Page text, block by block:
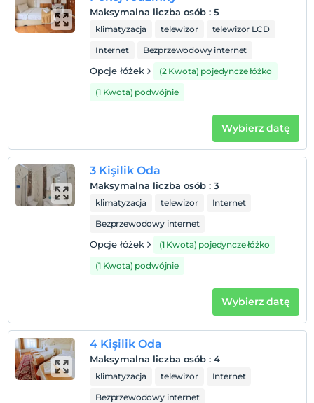
Zasady hotelu
Wymeldować się
Palenie
Zakaz palenia w pokoju
Dzieci)
Niemowlęta do wieku do 2 są bezpłatne.
1 dzieci w wieku poniżej 6 jest/jest bezpłatne za pokój
Maksymalna liczba osób : 5
klimatyzacja telewizor
telewizor LCD
Internet
Bezprzewodowy internet
Opcje łóżek
(2 Kwota) pojedyncze łóżko
(1 Kwota) podwójnie
Wybierz datę
3 Kişilik Oda
Maksymalna liczba osób : 3
klimatyzacja telewizor
Internet
Bezprzewodowy internet
Opcje łóżek
(1 Kwota) pojedyncze łóżko
(1 Kwota) podwójnie
Wybierz datę
4 Kişilik Oda
Maksymalna liczba osób : 4
klimatyzacja telewizor
Internet
Bezprzewodowy internet